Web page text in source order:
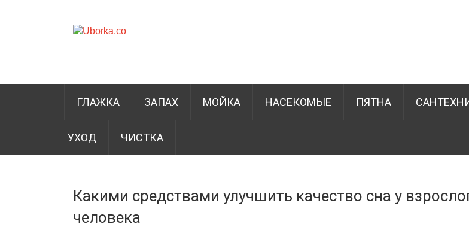
ГЛАЖКА ЗАПАХ МОЙКА НАСЕКОМЫЕ ПЯТНА
УХОД ЧИСТКА
Какими средствами улучшить качество сна у
человека